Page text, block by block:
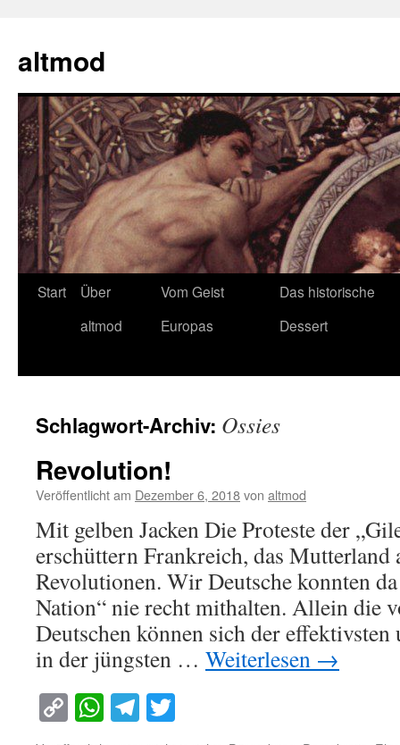
springen
altmod
Start
Über
altmod
Vom Geist
Europas
Das historische
Dessert
Schlagwort-Archiv: Ossies
Revolution!
Veröffentlicht am Dezember 6, 2018von altmod
Mit gelben Jacken Die Proteste der
erschüttern Frankreich, das Mutterland
Revolutionen. Wir Deutsche konnten
Nation“ nie recht mithalten. Allein die
Deutschen können sich der
in der jüngsten … Weiterlesen →
Copy
Link
WhatsApp
Telegram